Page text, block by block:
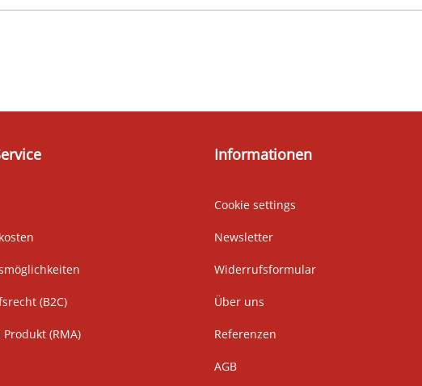
(B2C)
Produkt (RMA)
Informationen
Cookie settings
Newsletter
Widerrufsformular
Über uns
Referenzen
AGB